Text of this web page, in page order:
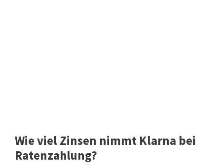
Wie viel Zinsen nimmt Klarna bei
Ratenzahlung?